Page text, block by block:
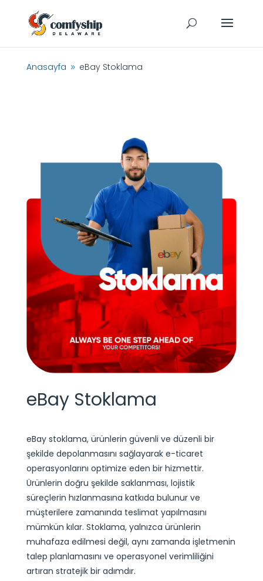
Anasayfa 9 eBay Stoklama
eBay Stoklama
eBay stoklama, ürünlerin güvenli ve düzenli bir
şekilde depolanmasını sağlayarak e-ticaret
operasyonlarını optimize eden bir hizmettir.
Ürünlerin doğru şekilde saklanması, lojistik
süreçlerin hızlanmasına katkıda bulunur ve
müşterilere zamanında teslimat yapılmasını
mümkün kılar. Stoklama, yalnızca ürünlerin
muhafaza edilmesi değil, aynı zamanda işletmenin
talep planlamasını ve operasyonel verimliliğini
artıran stratejik bir adımdır.